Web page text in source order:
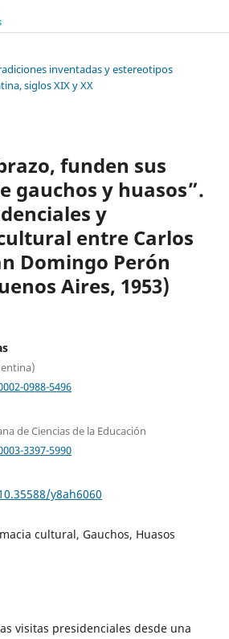
inventadas y estereotipos
siglos XIX y XX
funden sus
gauchos y huasos”.
y
entre Carlos
Domingo Perón
Aires, 1953)
0988-5496
de Ciencias de la Educación
3397-5990
y8ah6060
cultural, Gauchos, Huasos
visitas presidenciales desde una